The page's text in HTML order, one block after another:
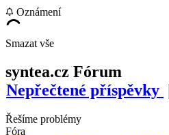
Oznámení
Smazat vše
syntea.cz Fórum
Nepřečtené příspěvky
Řešíme problémy
Fóra